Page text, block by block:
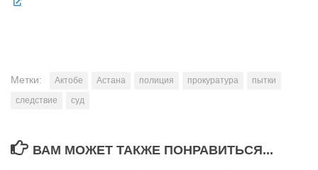
Метки: Актобе Астана полиция прокуратура
пытки
следствие
суд
ВАМ МОЖЕТ ТАКЖЕ ПОНРАВИТЬСЯ...